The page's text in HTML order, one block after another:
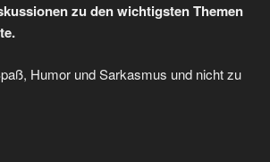
zu den wichtigsten Themen
Humor und Sarkasmus und nicht zu